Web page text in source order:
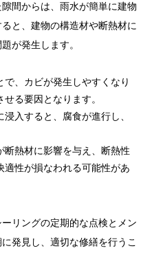
間からは、雨水が簡単に建物
と、建物の構造材や断熱材に
が発生します。
で、カビが発生しやすくなり
る要因となります。
浸入すると、腐食が進行し、
断熱材に影響を与え、断熱性
性が損なわれる可能性があ
リングの定期的な点検とメン
発見し、適切な修繕を行うこ